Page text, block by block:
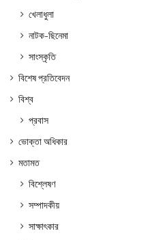
খেলাধুলা
নাটক-ছিনেমা
সাংস্কৃতি
বিশেষ প্রতিবেদন
বিশ্ব
প্রবাস
ভোক্তা অধিকার
মতামত
বিশ্লেষণ
সম্পাদকীয়
সাক্ষাৎকার